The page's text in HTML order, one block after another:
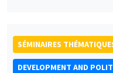
SÉMINAIRES
DEVELOPMENT AND